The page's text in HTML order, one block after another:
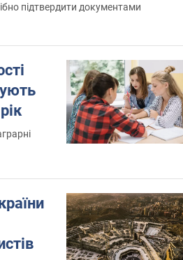
підтвердити документами